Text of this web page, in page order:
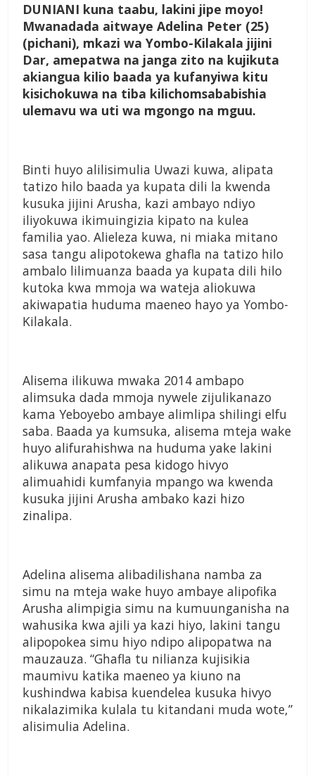
DUNIANI kuna taabu, lakini jipe moyo!
Mwanadada aitwaye Adelina Peter (25)
(pichani), mkazi wa Yombo-Kilakala jijini
Dar, amepatwa na janga zito na kujikuta
akiangua kilio baada ya kufanyiwa kitu
kisichokuwa na tiba kilichomsababishia
ulemavu wa uti wa mgongo na mguu.
Binti huyo alilisimulia Uwazi kuwa, alipata
tatizo hilo baada ya kupata dili la kwenda
kusuka jijini Arusha, kazi ambayo ndiyo
iliyokuwa ikimuingizia kipato na kulea
familia yao. Alieleza kuwa, ni miaka mitano
sasa tangu alipotokewa ghafla na tatizo hilo
ambalo lilimuanza baada ya kupata dili hilo
kutoka kwa mmoja wa wateja aliokuwa
akiwapatia huduma maeneo hayo ya Yombo-
Kilakala.
Alisema ilikuwa mwaka 2014 ambapo
alimsuka dada mmoja nywele zijulikanazo
kama Yeboyebo ambaye alimlipa shilingi elfu
saba. Baada ya kumsuka, alisema mteja wake
huyo alifurahishwa na huduma yake lakini
alikuwa anapata pesa kidogo hivyo
alimuahidi kumfanyia mpango wa kwenda
kusuka jijini Arusha ambako kazi hizo
zinalipa.
Adelina alisema alibadilishana namba za
simu na mteja wake huyo ambaye alipofika
Arusha alimpigia simu na kumuunganisha na
wahusika kwa ajili ya kazi hiyo, lakini tangu
alipopokea simu hiyo ndipo alipopatwa na
mauzauza. “Ghafla tu nilianza kujisikia
maumivu katika maeneo ya kiuno na
kushindwa kabisa kuendelea kusuka hivyo
nikalazimika kulala tu kitandani muda wote,”
alisimulia Adelina.